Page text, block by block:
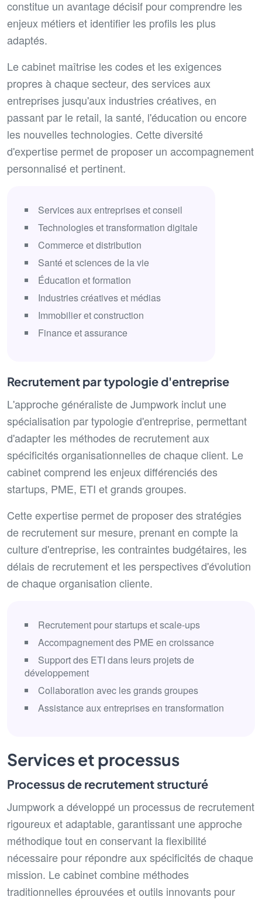
constitue un avantage décisif pour comprendre les
enjeux métiers et identifier les profils les plus
adaptés.
Le cabinet maîtrise les codes et les exigences
propres à chaque secteur, des services aux
entreprises jusqu'aux industries créatives, en
passant par le retail, la santé, l'éducation ou encore
les nouvelles technologies. Cette diversité
d'expertise permet de proposer un accompagnement
personnalisé et pertinent.
Services aux entreprises et conseil
Technologies et transformation digitale
Commerce et distribution
Santé et sciences de la vie
Éducation et formation
Industries créatives et médias
Immobilier et construction
Finance et assurance
Recrutement par typologie d'entreprise
L'approche généraliste de Jumpwork inclut une
spécialisation par typologie d'entreprise, permettant
d'adapter les méthodes de recrutement aux
spécificités organisationnelles de chaque client. Le
cabinet comprend les enjeux différenciés des
startups, PME, ETI et grands groupes.
Cette expertise permet de proposer des stratégies
de recrutement sur mesure, prenant en compte la
culture d'entreprise, les contraintes budgétaires, les
délais de recrutement et les perspectives d'évolution
de chaque organisation cliente.
Recrutement pour startups et scale-ups
Accompagnement des PME en croissance
Support des ETI dans leurs projets de
développement
Collaboration avec les grands groupes
Assistance aux entreprises en transformation
Services et processus
Processus de recrutement structuré
Jumpwork a développé un processus de recrutement
rigoureux et adaptable, garantissant une approche
méthodique tout en conservant la flexibilité
nécessaire pour répondre aux spécificités de chaque
mission. Le cabinet combine méthodes
traditionnelles éprouvées et outils innovants pour